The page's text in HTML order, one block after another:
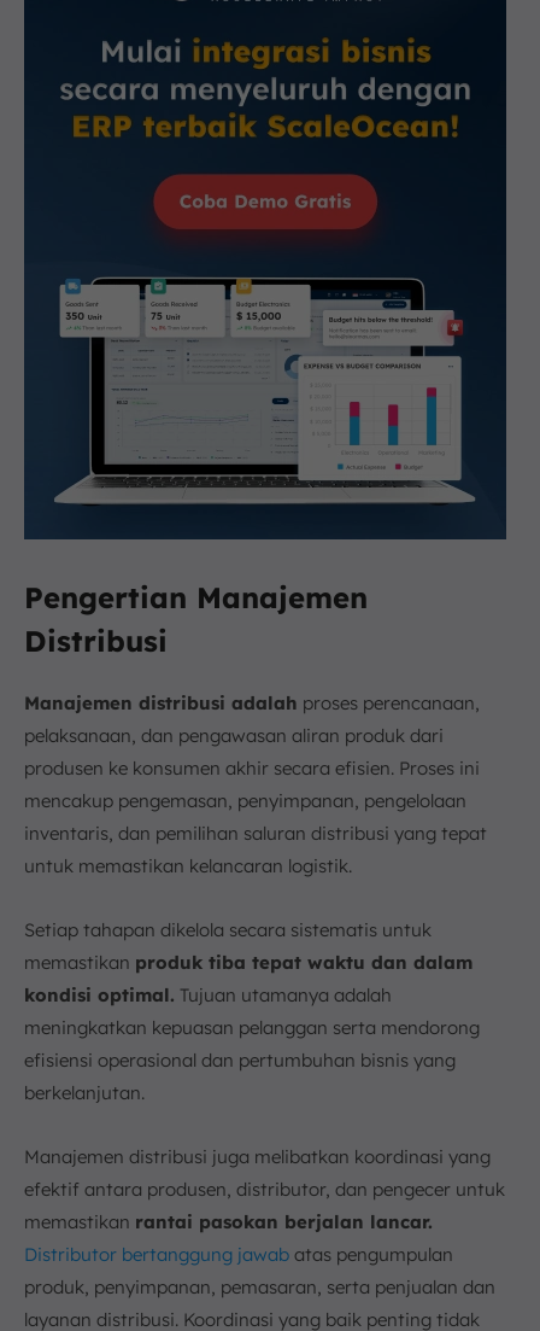
Pengertian Manajemen
Distribusi
Manajemen distribusi adalah proses perencanaan,
pelaksanaan, dan pengawasan aliran produk dari
produsen ke konsumen akhir secara efisien. Proses ini
mencakup pengemasan, penyimpanan, pengelolaan
inventaris, dan pemilihan saluran distribusi yang tepat
untuk memastikan kelancaran logistik.
Setiap tahapan dikelola secara sistematis untuk
memastikan produk tiba tepat waktu dan dalam
kondisi optimal. Tujuan utamanya adalah
meningkatkan kepuasan pelanggan serta mendorong
efisiensi operasional dan pertumbuhan bisnis yang
berkelanjutan.
Manajemen distribusi juga melibatkan koordinasi yang
efektif antara produsen, distributor, dan pengecer untuk
memastikan rantai pasokan berjalan lancar.
Distributor bertanggung jawab atas pengumpulan
produk, penyimpanan, pemasaran, serta penjualan dan
layanan distribusi. Koordinasi yang baik penting tidak